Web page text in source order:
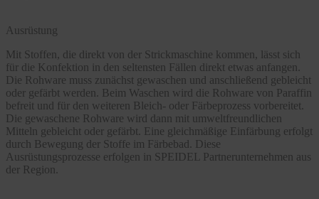
Ausrüstung
Mit Stoffen, die direkt von der Strickmaschine kommen, lässt sich
für die Konfektion in den seltensten Fällen direkt etwas anfangen.
Die Rohware muss zunächst gewaschen und anschließend gebleicht
oder gefärbt werden. Beim Waschen wird die Rohware von Paraffin
befreit und für den weiteren Bleich- oder Färbeprozess vorbereitet.
Die gewaschene Rohware wird dann mit umweltfreundlichen
Mitteln gebleicht oder gefärbt. Eine gleichmäßige Einfärbung erfolgt
durch Bewegung der Stoffe im Färbebad. Diese
Ausrüstungsprozesse erfolgen in SPEIDEL Partnerunternehmen aus
der Region.